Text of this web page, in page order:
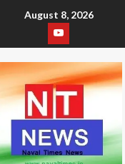
August 8, 2026